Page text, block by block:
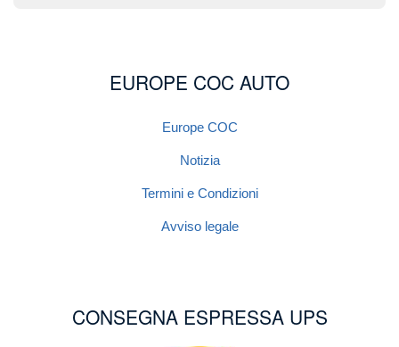
EUROPE COC AUTO
Europe COC
Notizia
Termini e Condizioni
Avviso legale
CONSEGNA ESPRESSA UPS